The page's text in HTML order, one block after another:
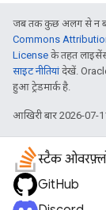
जब तक कुछ अलग से न
Commons
License के तहत लाइसेंस
साइट नीतियांदेखें.
हुआ ट्रेडमार्क है.
आखिरी बार 2026-07-
स्टैक
GitHub